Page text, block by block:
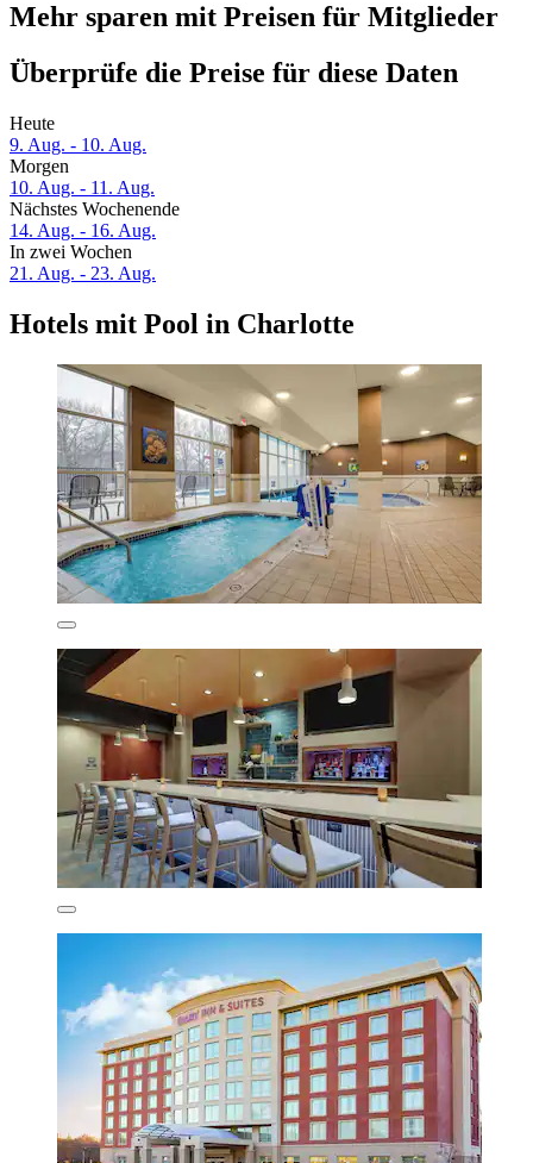
Mehr sparen mit Preisen für Mitglieder
Überprüfe die Preise für diese Daten
Heute
9. Aug. - 10. Aug.
Morgen
10. Aug. - 11. Aug.
Nächstes Wochenende
14. Aug. - 16. Aug.
In zwei Wochen
21. Aug. - 23. Aug.
Hotels mit Pool in Charlotte